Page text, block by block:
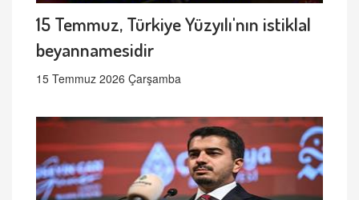
15 Temmuz, Türkiye Yüzyılı'nın istiklal
beyannamesidir
15 Temmuz 2026 Çarşamba